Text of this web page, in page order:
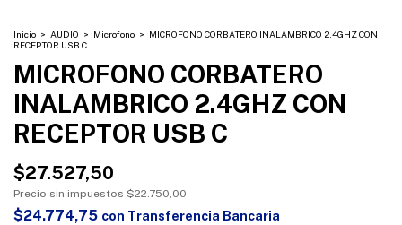
Inicio > AUDIO > Microfono > MICROFONO CORBATERO INALAMBRICO 2.4GHZ CON
RECEPTOR USB C
MICROFONO CORBATERO
INALAMBRICO 2.4GHZ CON
RECEPTOR USB C
$27.527,50
Precio sin impuestos $22.750,00
$24.774,75 con Transferencia Bancaria